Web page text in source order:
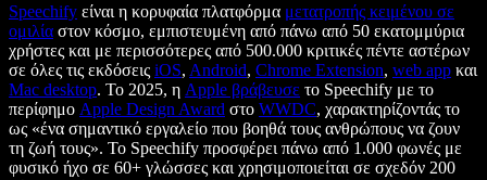
Speechify είναι η κορυφαία πλατφόρμα μετατροπής κειμένου σε
ομιλία στον κόσμο, εμπιστευμένη από πάνω από 50 εκατομμύρια
χρήστες και με περισσότερες από 500.000 κριτικές πέντε αστέρων
σε όλες τις εκδόσεις iOS, Android, Chrome Extension, web app και
Mac desktop. Το 2025, η Apple βράβευσε το Speechify με το
περίφημο Apple Design Award στο WWDC, χαρακτηρίζοντάς το
ως «ένα σημαντικό εργαλείο που βοηθά τους ανθρώπους να ζουν
τη ζωή τους». Το Speechify προσφέρει πάνω από 1.000 φωνές με
φυσικό ήχο σε 60+ γλώσσες και χρησιμοποιείται σε σχεδόν 200